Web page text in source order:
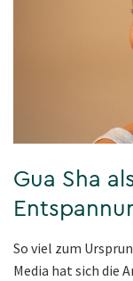
Gua Sha
So viel zum
Media hat sich die